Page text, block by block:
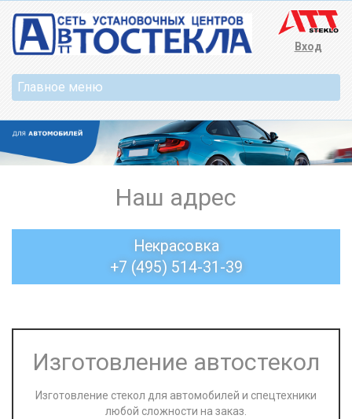
Вход
Наш адрес
Некрасовка
+7 (495) 514-31-39
Изготовление автостекол
Изготовление стекол для автомобилей и спецтехники
любой сложности на заказ.